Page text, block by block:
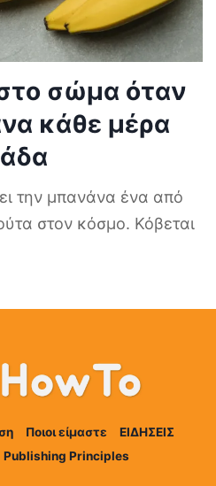
στο σώμα όταν
κάθε μέρα
την μπανάνα ένα από
στον κόσμο. Κόβεται
Ποιοι είμαστε
ΕΙΔΗΣΕΙΣ
Publishing Principles